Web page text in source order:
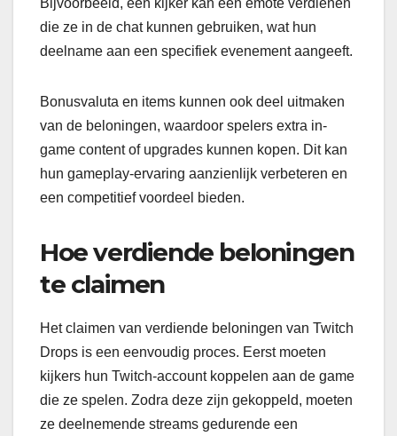
Bijvoorbeeld, een kijker kan een emote verdienen
die ze in de chat kunnen gebruiken, wat hun
deelname aan een specifiek evenement aangeeft.
Bonusvaluta en items kunnen ook deel uitmaken
van de beloningen, waardoor spelers extra in-
game content of upgrades kunnen kopen. Dit kan
hun gameplay-ervaring aanzienlijk verbeteren en
een competitief voordeel bieden.
Hoe verdiende beloningen
te claimen
Het claimen van verdiende beloningen van Twitch
Drops is een eenvoudig proces. Eerst moeten
kijkers hun Twitch-account koppelen aan de game
die ze spelen. Zodra deze zijn gekoppeld, moeten
ze deelnemende streams gedurende een